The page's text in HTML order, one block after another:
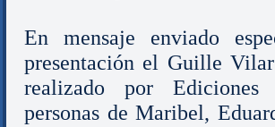
En mensaje enviado
presentación el Guille
realizado por
personas de Maribel,